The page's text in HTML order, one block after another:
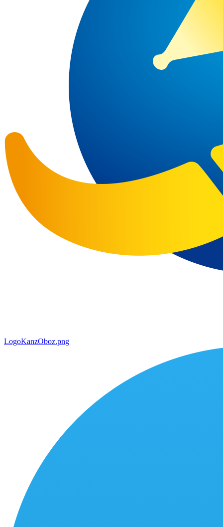
LogoKanzOboz.png